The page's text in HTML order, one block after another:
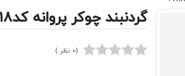
گردنبند چوکر پروانه کد۲۸۱۸
(0 نظر )